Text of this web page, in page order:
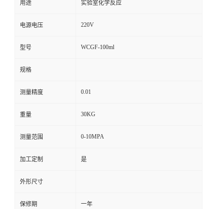
用途 实验室化学反应
电源电压 220V
型号 WCGF-100ml
规格
测量精度 0.01
重量 30KG
测量范围 0-10MPA
加工定制 是
外形尺寸
保修期 一年